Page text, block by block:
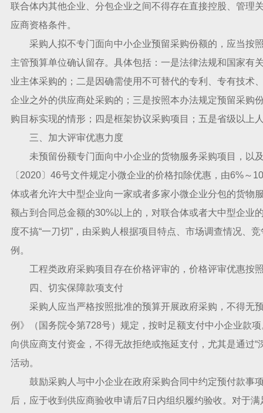
联合体内其他企业、分包企业之间不得存在直接控股、管理
应商资格条件。
采购人拟不专门面向中小企业预留采购份额的，应当按
主管预算单位确认留存。具体包括：一是法律法规和国家有
业主体采购的；二是因确需使用不可替代的专利、专有技术
企业之外的供应商处采购的；三是按照本办法规定预留采购
购目标实现的情形；四是框架协议采购项目；五是省级以上
三、加大评审优惠力度
未预留份额专门面向中小企业的货物服务采购项目，以
〔2020〕46号文件规定小微企业的价格扣除优惠，由6%～
体或者允许大中型企业向一家或者多家小微企业分包的货物
额占到合同总金额的30%以上的，对联合体或者大中型企业
度不搞“一刀切”，由采购人根据项目特点、市场调查情况、
例。
工程类政府采购项目存在价格评审的，价格评审优惠按
四、切实保障款项支付
采购人应当严格按照批准的预算开展政府采购，不得无
例》（国务院令第728号）规定，按时足额支付中小企业款
向供应商支付资金，不得无故拒绝或拖延支付，尤其是通过
活动。
鼓励采购人与中小企业在政府采购合同中约定预付款事
后，应于收到供应商验收申请后7日内组织履约验收。对于